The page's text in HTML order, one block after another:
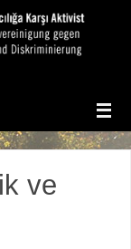
ve